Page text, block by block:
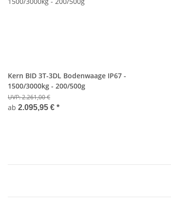
Kern BID 3T-3DL Bodenwaage IP67 -
1500/3000kg - 200/500g
UVP:2.261,00 €
ab 2.095,95 € *